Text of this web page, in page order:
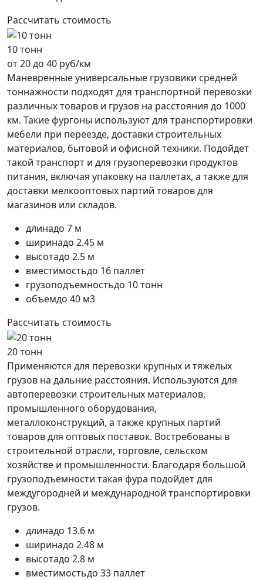
Рассчитать стоимость
10 тонн
от 20 до 40 руб/км
Маневренные универсальные грузовики средней
тоннажности подходят для транспортной перевозки
различных товаров и грузов на расстояния до 1000
км. Такие фургоны используют для транспортировки
мебели при переезде, доставки строительных
материалов, бытовой и офисной техники. Подойдет
такой транспорт и для грузоперевозки продуктов
питания, включая упаковку на паллетах, а также для
доставки мелкооптовых партий товаров для
магазинов или складов.
длинадо 7 м
ширинадо 2.45 м
высотадо 2.5 м
вместимостьдо 16 паллет
грузоподъемностьдо 10 тонн
объемдо 40 м3
Рассчитать стоимость
20 тонн
Применяются для перевозки крупных и тяжелых
грузов на дальние расстояния. Используются для
автоперевозки строительных материалов,
промышленного оборудования,
металлоконструкций, а также крупных партий
товаров для оптовых поставок. Востребованы в
строительной отрасли, торговле, сельском
хозяйстве и промышленности. Благодаря большой
грузоподъемности такая фура подойдет для
междугородней и международной транспортировки
грузов.
длинадо 13.6 м
ширинадо 2.48 м
высотадо 2.8 м
вместимостьдо 33 паллет